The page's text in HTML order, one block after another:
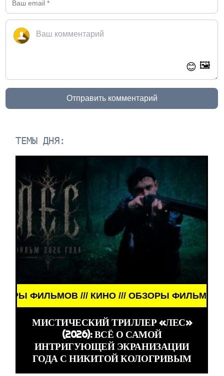
😊 🖼️
Отправить комментарий
ТЕМЫ ДНЯ:
/// КИНО /// ОБЗОРЫ ФИЛЬМОВ ///
МИСТИЧЕСКИЙ ТРИЛЛЕР «ЛЕС»
(2026): ВСЁ О САМОЙ
ИНТРИГУЮЩЕЙ ЭКРАНИЗАЦИИ
ГОДА С НИКИТОЙ КОЛОГРИВЫМ